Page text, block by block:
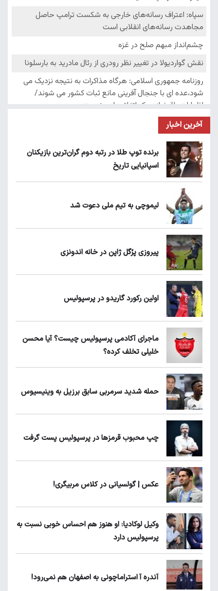
آخرین اخبار
برنده توپ طلا در رتبه دوم گران‌ترین بازیکنان
اسپانیایی تاریخ
لیموچی به تیم ملی دعوت شد
پیروزی پرُگل ژاپن در خانه اندونزی
اولین رکورد گاریدو در پرسپولیس
ماجرای آکادمی پرسپولیس چیست؟ آیا محسن
خلیلی تخلف کرده؟
حمله شدید سرمربی سابق برزیل به وینیسیوس
چپ محبوب قرمزها در پرسپولیس پست گرفت
عکس | گولسیانی در کلاس مربیگری!
وکیل لوکادیا: او هنوز هم احساس خوبی نسبت به
پرسپولیس دارد
آندره آ استراماچونی به اصفهان هم نمی‌رود!